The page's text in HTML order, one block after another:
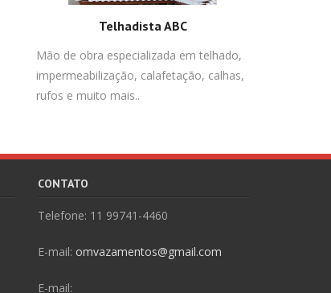
Telhadista ABC
Mão de obra especializada em telhado,
impermeabilização, calafetação, calhas,
rufos e muito mais..
CONTATO
Telefone: 11 99741-4460
E-mail: omvazamentos@gmail.com
E-mail: